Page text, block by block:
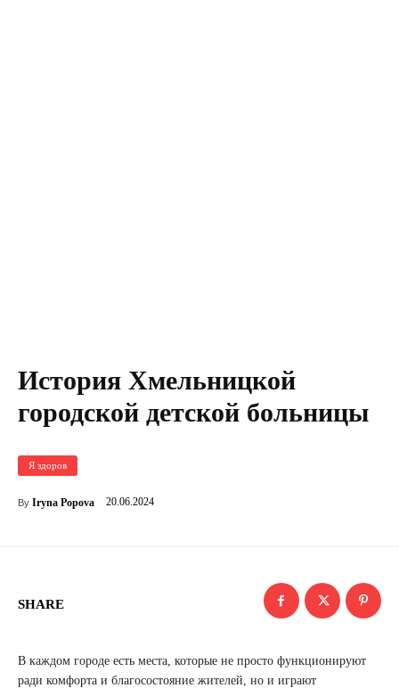
История Хмельницкой
городской детской больницы
Я здоров
By Iryna Popova 20.06.2024
SHARE
В каждом городе есть места, которые не просто функционируют
ради комфорта и благосостояние жителей, но и играют